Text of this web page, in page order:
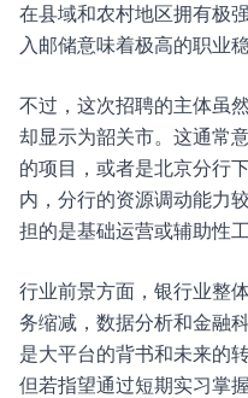
在县域和农村地区拥有极
入邮储意味着极高的职业
不过，这次招聘的主体虽
却显示为韶关市。这通常
的项目，或者是北京分行
内，分行的资源调动能力
担的是基础运营或辅助性
行业前景方面，银行业整
务缩减，数据分析和金融
是大平台的背书和未来的
但若指望通过短期实习掌